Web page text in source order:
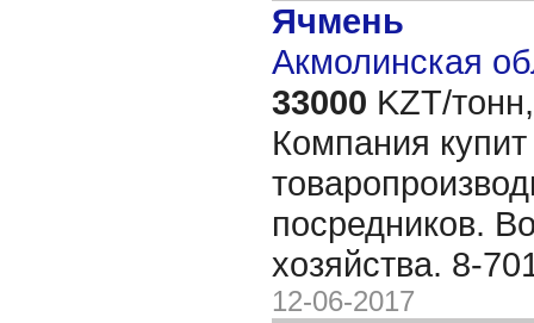
Ячмень
Акмолинская
33000 KZT/тонн,
Компания
посредников.
хозяйства. 8-
12-06-2017